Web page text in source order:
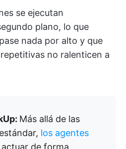
se ejecutan
plano, lo que
nada por alto y que
no ralenticen a
Más allá de las
los agentes
de forma